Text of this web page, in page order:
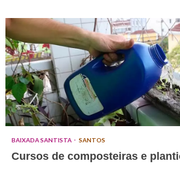
BAIXADA SANTISTA SANTOS
Cursos de composteiras e